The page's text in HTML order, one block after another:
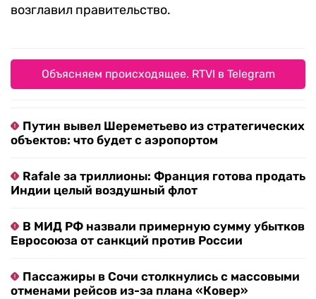
возглавил правительство.
Объясняем происходящее. RTVI в Telegram
Путин вывел Шереметьево из стратегических
объектов: что будет с аэропортом
Rafale за триллионы: Франция готова продать
Индии целый воздушный флот
В МИД РФ назвали примерную сумму убытков
Евросоюза от санкций против России
Пассажиры в Сочи столкнулись с массовыми
отменами рейсов из-за плана «Ковер»